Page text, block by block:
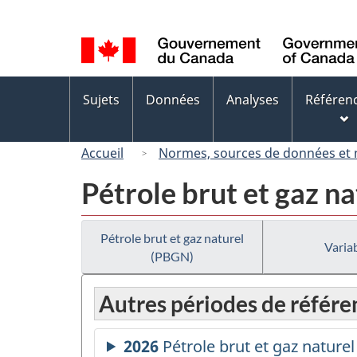
de
la
langue
des
Sujets Données Analyses
Accueil Normes, sources de données et
Pétrole brut et gaz
Pétrole brut et gaz naturel
(PBGN)
Autres périodes de